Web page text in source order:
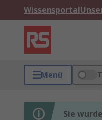
Wissensportal
Menü
Sie